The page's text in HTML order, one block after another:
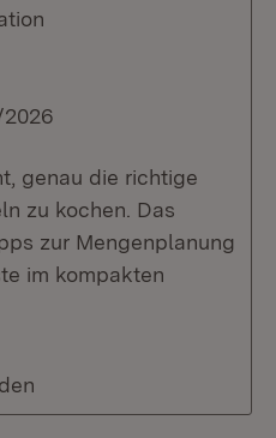
genau die richtige
zu kochen. Das
zur Mengenplanung
im kompakten